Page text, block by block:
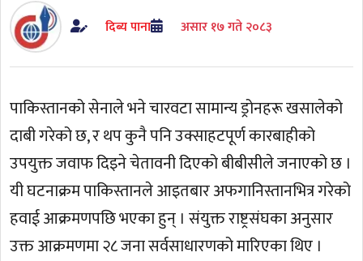
दिब्य पाना असार १७ गते २०८३
पाकिस्तानको सेनाले भने चारवटा सामान्य ड्रोनहरू खसालेको
दाबी गरेको छ, र थप कुनै पनि उक्साहटपूर्ण कारबाहीको
उपयुक्त जवाफ दिइने चेतावनी दिएको बीबीसीले जनाएको छ ।
यी घटनाक्रम पाकिस्तानले आइतबार अफगानिस्तानभित्र गरेको
हवाई आक्रमणपछि भएका हुन् । संयुक्त राष्ट्रसंघका अनुसार
उक्त आक्रमणमा २८ जना सर्वसाधारणको मारिएका थिए ।